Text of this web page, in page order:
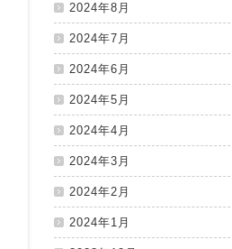
2024年8月
2024年7月
2024年6月
2024年5月
2024年4月
2024年3月
2024年2月
2024年1月